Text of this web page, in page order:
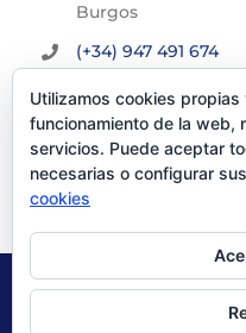
Burgos
(+34) 947 491 674
info@glezco.com
© Glezco Asesores y
Politica
Utilizamos cookies
funcionamiento de la web,
servicios. Puede aceptar
necesarias o configurar
cookies